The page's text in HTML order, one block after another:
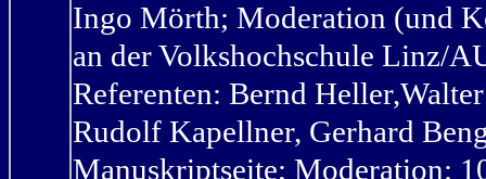
Ingo Mörth; Moderation (und
an der Volkshochschule Linz/
Referenten: Bernd
Rudolf Kapellner, Gerhard
Manuskriptseite; Moderation: